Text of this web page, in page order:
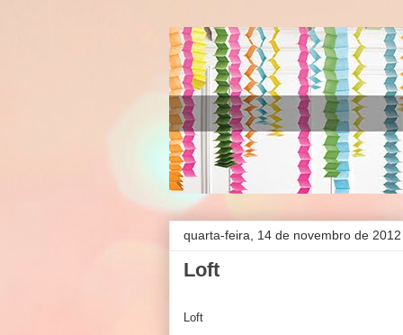
quarta-feira, 14 de novembro de 2012
Loft
Loft